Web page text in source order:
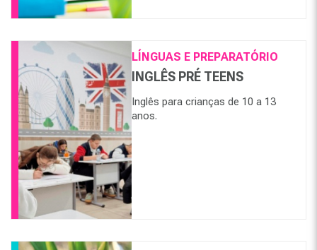
LÍNGUAS E PREPARATÓRIO
INGLÊS PRÉ TEENS
Inglês para crianças de 10 a 13
anos.